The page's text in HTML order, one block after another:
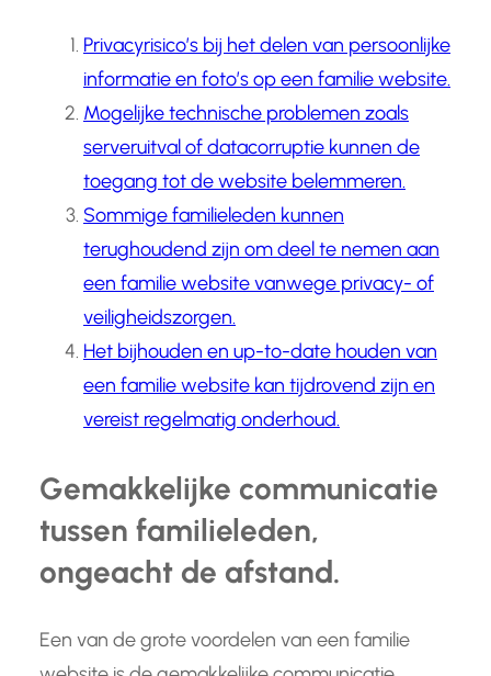
Privacyrisico’s bij het delen van persoonlijke
informatie en foto’s op een familie website.
Mogelijke technische problemen zoals
serveruitval of datacorruptie kunnen de
toegang tot de website belemmeren.
Sommige familieleden kunnen
terughoudend zijn om deel te nemen aan
een familie website vanwege privacy- of
veiligheidszorgen.
Het bijhouden en up-to-date houden van
een familie website kan tijdrovend zijn en
vereist regelmatig onderhoud.
Gemakkelijke communicatie
tussen familieleden,
ongeacht de afstand.
Een van de grote voordelen van een familie